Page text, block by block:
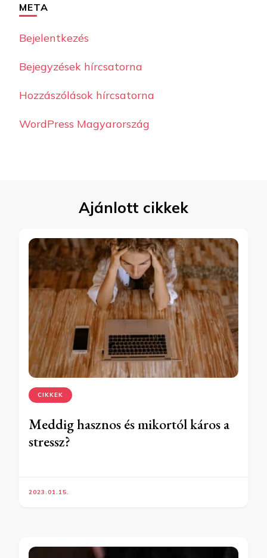
META
Bejelentkezés
Bejegyzések hírcsatorna
Hozzászólások hírcsatorna
WordPress Magyarország
Ajánlott cikkek
CIKKEK
Meddig hasznos és mikortól káros a
stressz?
2023.01.15.